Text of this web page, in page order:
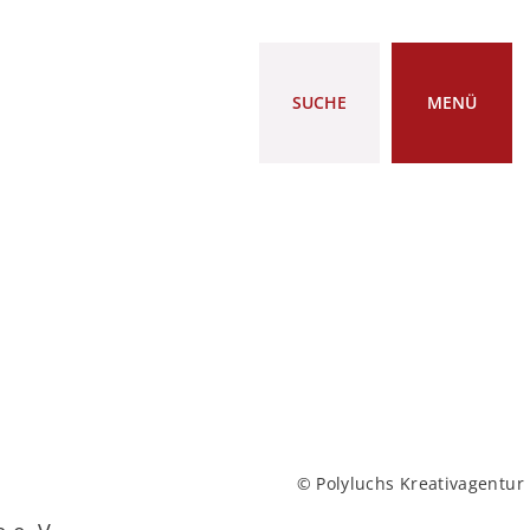
SUCHE MENÜ
© Polyluchs Kreativagentur